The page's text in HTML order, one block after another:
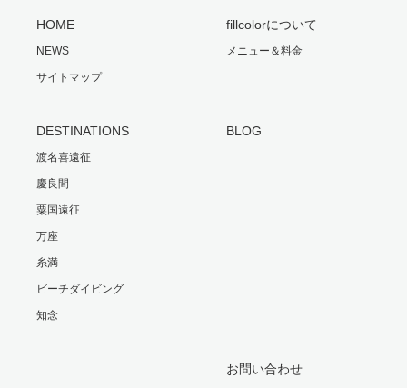
HOME
NEWS
サイトマップ
fillcolorについて
メニュー＆料金
DESTINATIONS
渡名喜遠征
慶良間
粟国遠征
万座
糸満
ビーチダイビング
知念
BLOG
お問い合わせ